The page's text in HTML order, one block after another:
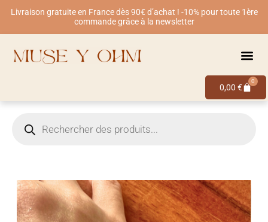
Livraison gratuite en France dès 90€ d’achat ! -10% pour toute 1ère
commande grâce à la newsletter
0,00 €
0